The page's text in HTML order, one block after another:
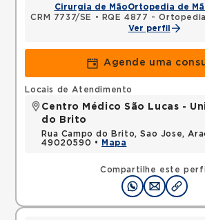
Cirurgia de MãoOrtopedia de
CRM 7737/SE
• RQE 4877 - Ortopedia
Ver perfil
Agende uma
Compartilhe este perfil
Locais de Atendimento
Centro Médico São Lucas -
do Brito
Rua Campo do Brito, Sao Jose,
49020590 •
Mapa